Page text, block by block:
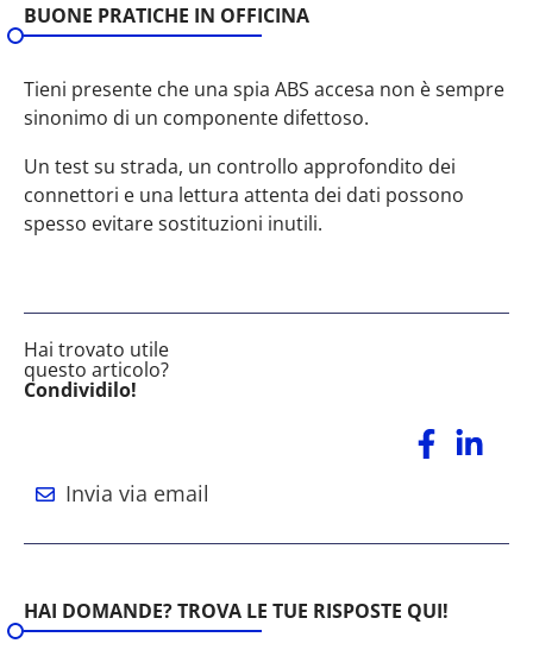
BUONE PRATICHE IN OFFICINA
Tieni presente che una spia ABS accesa non è sempre
sinonimo di un componente difettoso.
Un test su strada, un controllo approfondito dei
connettori e una lettura attenta dei dati possono
spesso evitare sostituzioni inutili.
Hai trovato utile
questo articolo?
Condividilo!
Invia via email
HAI DOMANDE? TROVA LE TUE RISPOSTE QUI!